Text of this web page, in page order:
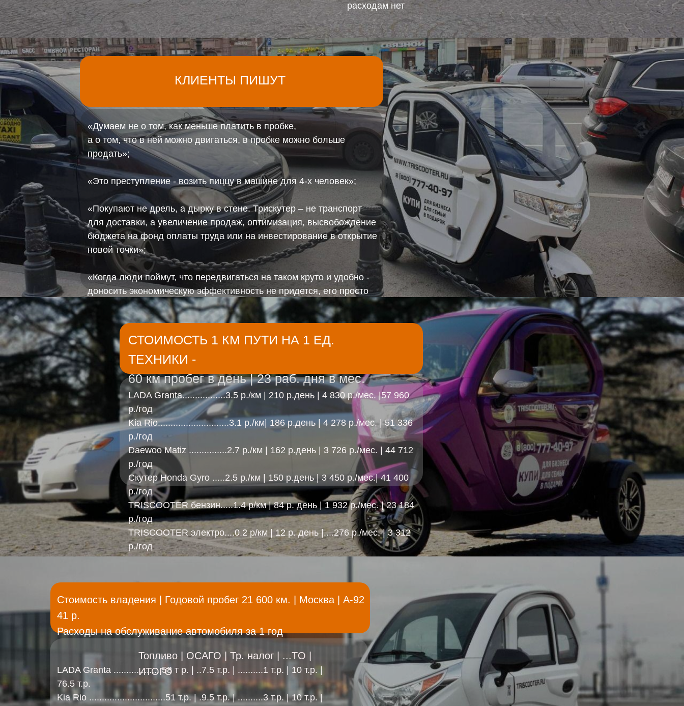
расходам нет
КЛИЕНТЫ ПИШУТ
«Думаем не о том, как меньше платить в пробке,
а о том, что в ней можно двигаться, в пробке можно больше
продать»;
«Это преступление - возить пиццу в машине для 4-х человек»;
«Покупают не дрель, а дырку в стене. Трискутер – не транспорт
для доставки, а увеличение продаж, оптимизация, высвобождение
бюджета на фонд оплаты труда или на инвестирование в открытие
новой точки»;
«Когда люди поймут, что передвигаться на таком круто и удобно -
доносить экономическую эффективность не придется, его просто
будут хотеть».
СТОИМОСТЬ 1 КМ ПУТИ НА 1 ЕД.
ТЕХНИКИ -
60 км пробег в день | 23 раб. дня в мес.
LADA Granta.................3.5 р./км | 210 р.день | 4 830 р./мес. |57 960
р./год
Kia Rio............................3.1 р./км| 186 р.день | 4 278 р./мес. | 51 336
р./год
Daewoo Matiz ...............2.7 р./км | 162 р.день | 3 726 р./мес. | 44 712
р./год
Скутер Honda Gyro .....2.5 р./км | 150 р.день | 3 450 р./мес.| 41 400
р./год
TRISCOOTER бензин.....1.4 р/км | 84 р. день | 1 932 р./мес. | 23 184
р./год
TRISCOOTER электро....0.2 р/км | 12 р. день |....276 р./мес. | 3 312
р./год
Стоимость владения | Годовой пробег 21 600 км. | Москва | A-92
41 р.
Расходы на обслуживание автомобиля за 1 год
LADA Granta ...................58 т р. | ..7.5 т.р. | ..........1 т.р. | 10 т.р. |
76.5 т.р.
Kia Rio ..............................51 т.р. | .9.5 т.р. | ..........3 т.р. | 10 т.р. |
Топливо | ОСАГО | Тр. налог | ...TO |
ИТОГО